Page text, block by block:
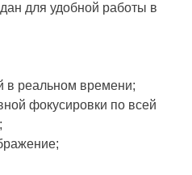
для удобной работы в
в реальном времени;
фокусировки по всей